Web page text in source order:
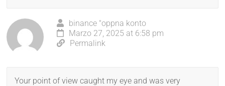
binance "oppna konto
Marzo 27, 2025 at 6:58 pm
Permalink
Your point of view caught my eye and was very